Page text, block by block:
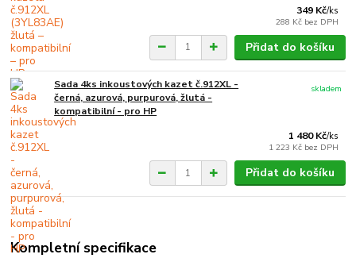
349 Kč/ks
288 Kč bez DPH
Přidat do košíku
Sada 4ks inkoustových kazet č.912XL -
černá, azurová, purpurová, žlutá -
kompatibilní - pro HP
1 480 Kč/ks
1 223 Kč bez DPH
skladem
Přidat do košíku
Kompletní specifikace